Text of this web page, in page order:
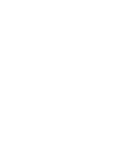
L, Corbel C, Thomas G,